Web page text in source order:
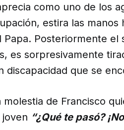
como uno de los
estira las manos
Papa. Posteriormente
es sorpresivamente
discapacidad que se
molestia de Francisco
joven “¿Qué te pasó?